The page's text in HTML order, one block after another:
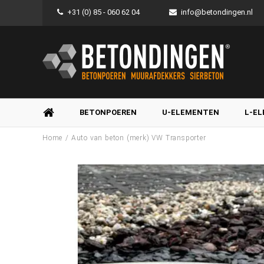
+31 (0) 85 - 060 62 04 info@betondingen.nl
BETONPOEREN U-ELEMENTEN L-
Home / Auto van beton (merk) VW Transporter